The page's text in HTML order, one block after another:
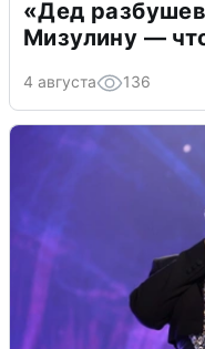
«Дед
Мизулину —
4 августа 136